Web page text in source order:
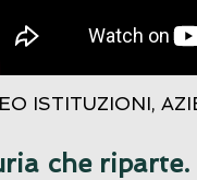
ISTITUZIONI,
che riparte.